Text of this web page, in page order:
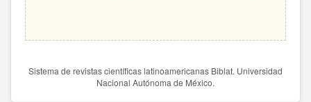
Sistema de revistas científicas latinoamericanas Biblat. Universidad
Nacional Autónoma de México.